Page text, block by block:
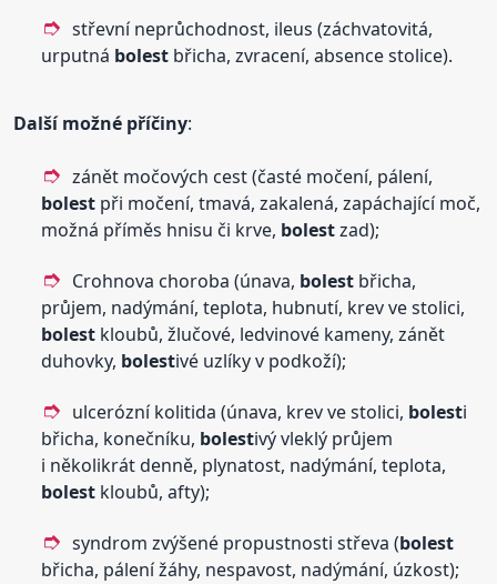
střevní neprůchodnost, ileus (záchvatovitá,
urputná bolest břicha, zvracení, absence stolice).
Další možné příčiny:
zánět močových cest (časté močení, pálení,
bolest při močení, tmavá, zakalená, zapáchající moč,
možná příměs hnisu či krve, bolestzad);
Crohnova choroba (únava, bolest břicha,
průjem, nadýmání, teplota, hubnutí, krev ve stolici,
bolest kloubů, žlučové, ledvinové kameny, zánět
duhovky, bolestivé uzlíky v podkoží);
ulcerózní kolitida (únava, krev ve stolici, bolesti
břicha, konečníku, bolestivý vleklý průjem
i několikrát denně, plynatost, nadýmání, teplota,
bolest kloubů, afty);
syndrom zvýšené propustnosti střeva (bolest
břicha, pálení žáhy, nespavost, nadýmání, úzkost);